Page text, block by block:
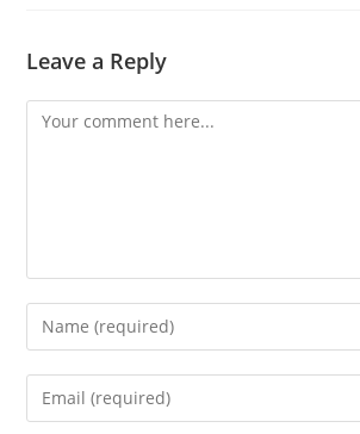
Leave a Reply
Comment
Enter
your
name
Enter
your